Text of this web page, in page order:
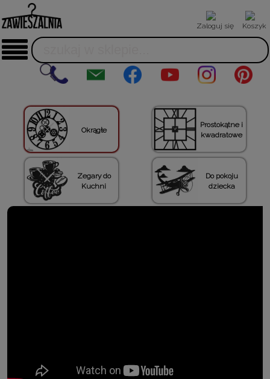
Zaloguj się Koszyk
Okrągłe
Prostokątne i
kwadratowe
Zegary do
Kuchni
Do pokoju
dziecka